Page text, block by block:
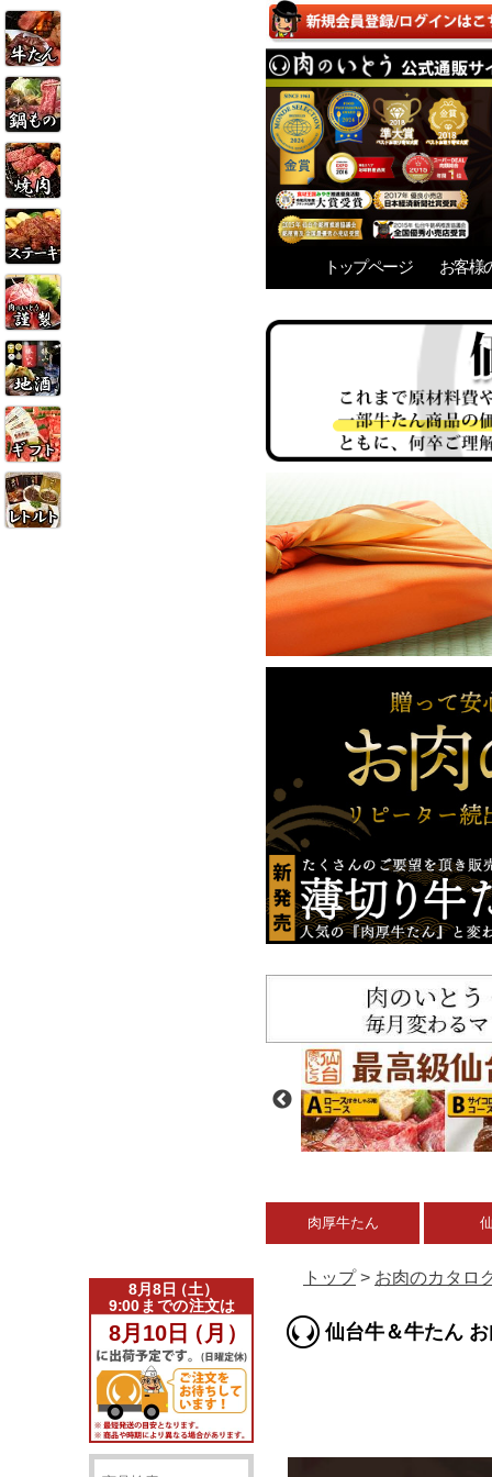
トップページ お客様
肉厚牛たん
トップ > お肉のカタロ
仙台牛＆牛たん